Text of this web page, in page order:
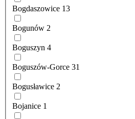
Bogdaszowice 13
Bogunów 2
Boguszyn 4
Boguszów-Gorce 31
Bogusławice 2
Bojanice 1